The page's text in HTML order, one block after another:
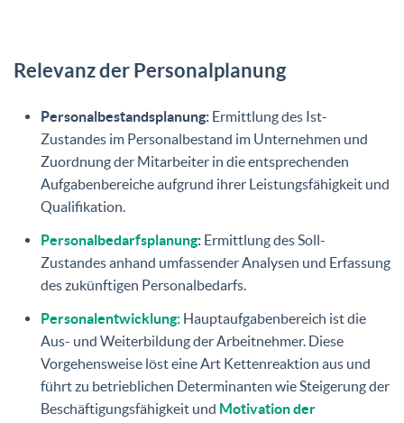
Relevanz der Personalplanung
Personalbestandsplanung: Ermittlung des Ist-
Zustandes im Personalbestand im Unternehmen und
Zuordnung der Mitarbeiter in die entsprechenden
Aufgabenbereiche aufgrund ihrer Leistungsfähigkeit und
Qualifikation.
Personalbedarfsplanung: Ermittlung des Soll-
Zustandes anhand umfassender Analysen und Erfassung
des zukünftigen Personalbedarfs.
Personalentwicklung: Hauptaufgabenbereich ist die
Aus- und Weiterbildung der Arbeitnehmer. Diese
Vorgehensweise löst eine Art Kettenreaktion aus und
führt zu betrieblichen Determinanten wie Steigerung der
Beschäftigungsfähigkeit und Motivation der